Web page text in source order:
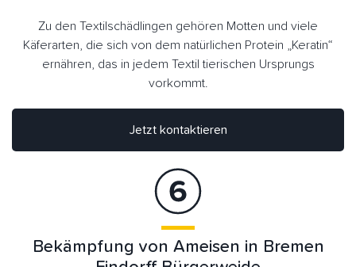
Zu den Textilschädlingen gehören Motten und viele
Käferarten, die sich von dem natürlichen Protein „Keratin“
ernähren, das in jedem Textil tierischen Ursprungs
vorkommt.
Jetzt kontaktieren
Bekämpfung von Ameisen in Bremen